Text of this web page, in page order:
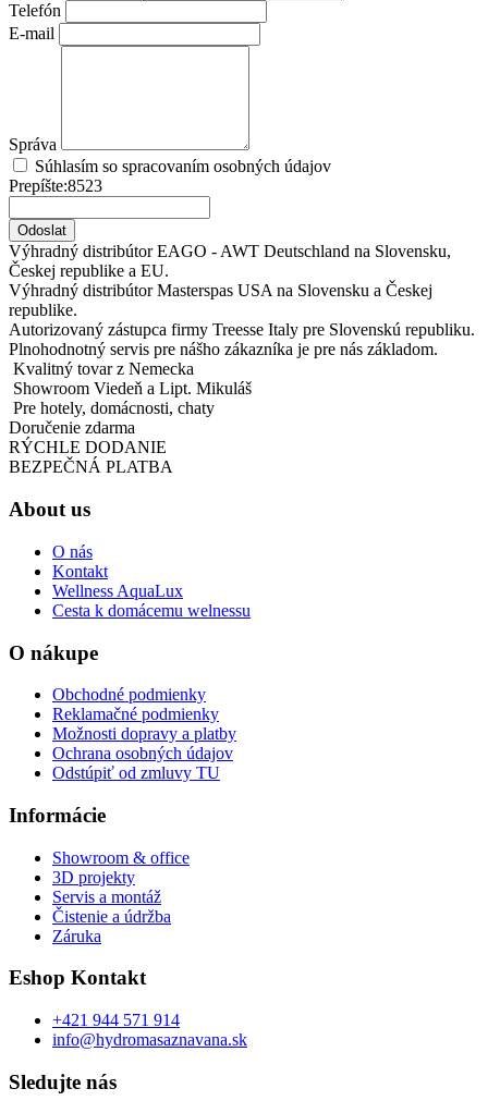
Telefón
E-mail
Správa
Súhlasím so spracovaním osobných údajov
Prepíšte:8523
Odoslat
Výhradný distribútor EAGO - AWT Deutschland na Slovensku,
Českej republike a EU.
Výhradný distribútor Masterspas USA na Slovensku a Českej
republike.
Autorizovaný zástupca firmy Treesse Italy pre Slovenskú republiku.
Plnohodnotný servis pre nášho zákazníka je pre nás základom.
Kvalitný tovar z Nemecka
Showroom Viedeň a Lipt. Mikuláš
Pre hotely, domácnosti, chaty
Doručenie zdarma
RÝCHLE DODANIE
BEZPEČNÁ PLATBA
About us
O nás
Kontakt
Wellness AquaLux
Cesta k domácemu welnessu
O nákupe
Obchodné podmienky
Reklamačné podmienky
Možnosti dopravy a platby
Ochrana osobných údajov
Odstúpiť od zmluvy TU
Informácie
Showroom & office
3D projekty
Servis a montáž
Čistenie a údržba
Záruka
Eshop Kontakt
+421 944 571 914
info@hydromasaznavana.sk
Sledujte nás